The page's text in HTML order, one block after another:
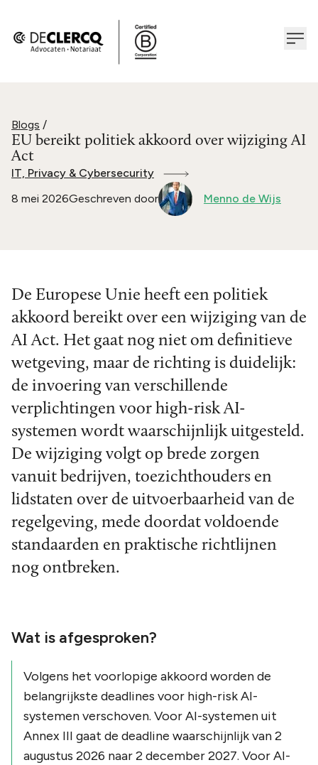
Blogs /
EU bereikt politiek akkoord over wijziging AI
Act
IT, Privacy & Cybersecurity
8 mei 2026Geschreven door Menno de Wijs
De Europese Unie heeft een politiek
akkoord bereikt over een wijziging van de
AI Act. Het gaat nog niet om definitieve
wetgeving, maar de richting is duidelijk:
de invoering van verschillende
verplichtingen voor high-risk AI-
systemen wordt waarschijnlijk uitgesteld.
De wijziging volgt op brede zorgen
vanuit bedrijven, toezichthouders en
lidstaten over de uitvoerbaarheid van de
regelgeving, mede doordat voldoende
standaarden en praktische richtlijnen
nog ontbreken.
Wat is afgesproken?
Volgens het voorlopige akkoord worden de
belangrijkste deadlines voor high-risk AI-
systemen verschoven. Voor AI-systemen uit
Annex III gaat de deadline waarschijnlijk van 2
augustus 2026 naar 2 december 2027. Voor AI-